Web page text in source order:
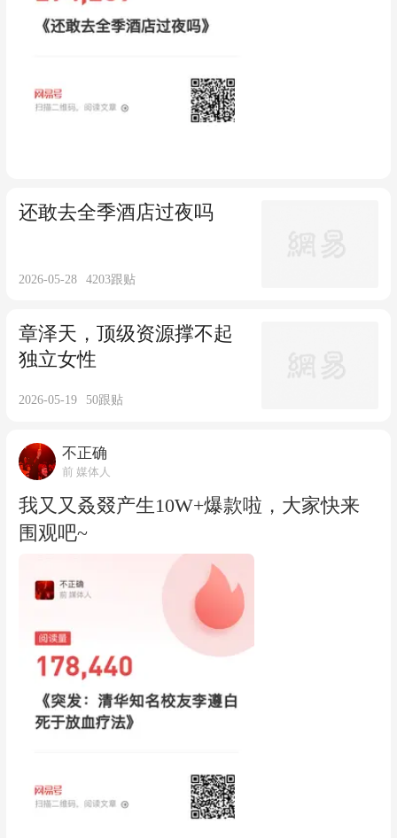
还敢去全季酒店过夜吗
2026-05-28 4203跟贴
章泽天，顶级资源撑不起
独立女性
2026-05-19 50跟贴
不正确
前 媒体人
我又又叒叕产生10W+爆款啦，大家快来
围观吧~